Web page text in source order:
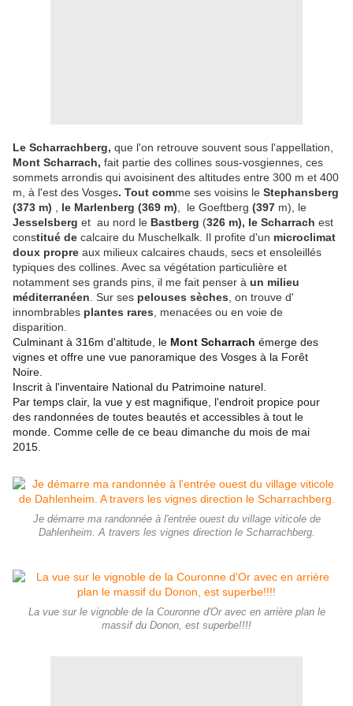
Le Scharrachberg, que l'on retrouve souvent sous l'appellation,
Mont Scharrach, fait partie des collines sous-vosgiennes, ces
sommets arrondis qui avoisinent des altitudes entre 300 m et 400
m, à l'est des Vosges. Tout comme ses voisins le Stephansberg
(373 m)
le Marlenberg (369 m) , le Goeftberg (397 m), le
Jesselsberg et au nord le Bastberg (326 m), le Scharrach est
constitué de calcaire du Muschelkalk. Il profite d'un microclimat
doux propre aux milieux calcaires chauds, secs et ensoleillés
typiques des collines. Avec sa végétation particulière et
notamment ses grands pins, il me fait penser à un milieu
méditerranéen . Sur ses pelouses sèches , on trouve d'
innombrables plantes rares , menacées ou en voie de
disparition.
Culminant à 316m d'altitude, le Mont Scharrach émerge des
vignes et offre une vue panoramique des Vosges à la Forêt
Noire.
Inscrit à l'inventaire National du Patrimoine naturel.
Par temps clair, la vue y est magnifique, l'endroit propice pour
des randonnées de toutes beautés et accessibles à tout le
monde. Comme celle de ce beau dimanche du mois de mai
2015.
Je démarre ma randonnée à l'entrée ouest du village viticole de
Dahlenheim. A travers les vignes direction le Scharrachberg.
La vue sur le vignoble de la Couronne d'Or avec en arrière plan le
massif du Donon, est superbe!!!!